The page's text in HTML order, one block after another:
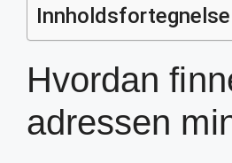
Innholdsfortegnelse
Hvordan
adressen